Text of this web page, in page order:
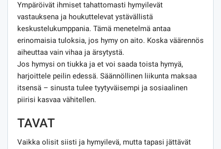
Ympäröivät ihmiset tahattomasti hymyilevät
vastauksena ja houkuttelevat ystävällistä
keskustelukumppania. Tämä menetelmä antaa
erinomaisia ​​tuloksia, jos hymy on aito. Koska väärennös
aiheuttaa vain vihaa ja ärsytystä.
Jos hymysi on tiukka ja et voi saada toista hymyä,
harjoittele peilin edessä. Säännöllinen liikunta maksaa
itsensä – sinusta tulee tyytyväisempi ja sosiaalinen
piirisi kasvaa vähitellen.
TAVAT
Vaikka olisit siisti ja hymyilevä, mutta tapasi jättävät